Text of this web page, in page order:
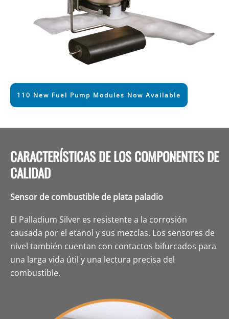
110 New Fuel Pump Modules Now Available
CARACTERÍSTICAS DE LOS COMPONENTES DE
CALIDAD
Sensor de combustible de plata paladio
El Palladium Silver es resistente a la corrosión
causada por el etanol y sus mezclas. Los sensores de
nivel también cuentan con contactos bifurcados para
una larga vida útil y una lectura precisa del
combustible.